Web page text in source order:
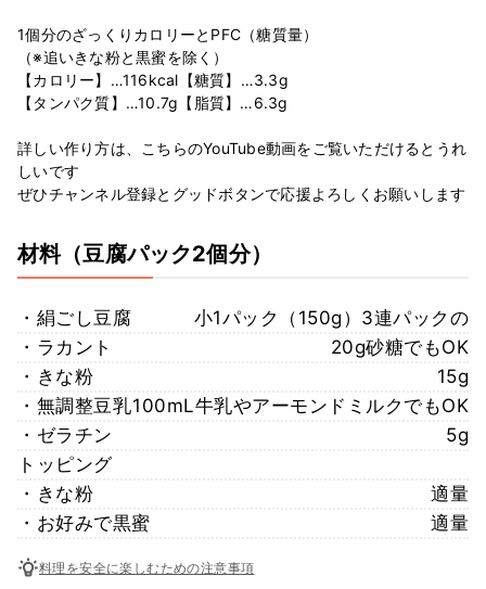
1個分のざっくりカロリーとPFC（糖質量）
（※追いきな粉と黒蜜を除く）
【カロリー】…116kcal【糖質】…3.3g
【タンパク質】…10.7g【脂質】…6.3g
詳しい作り方は、こちらのYouTube動画をご覧いただけるとうれ
しいです
ぜひチャンネル登録とグッドボタンで応援よろしくお願いします
材料（豆腐パック2個分）
・絹ごし豆腐
小1パック（150g）3連パックの
・ラカント
20g砂糖でもOK
・きな粉
15g
・無調整豆乳100mL牛乳やアーモンドミルクでもOK
・ゼラチン
5g
トッピング
・きな粉
適量
・お好みで黒蜜
適量
料理を安全に楽しむための注意事項